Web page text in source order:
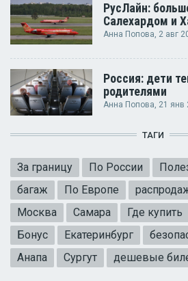
РусЛайн:
Салехардом и
Анна Попова , 2 авг
Россия: дети
родителями
Анна Попова, 21 янв
ТАГИ
За границу По России
багаж
По Европе
Москва
Самара Где купить
Бонус
Екатеринбург
Анапа
Сургут дешевые